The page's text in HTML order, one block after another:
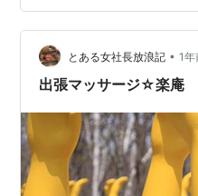
★★★☆☆ 終わった後の
いかも！！ しかも、終わ
が、、Uberの荷物を中に入
マッサ…
とある女社長放浪記 • 1年
出張マッサージ☆楽庵